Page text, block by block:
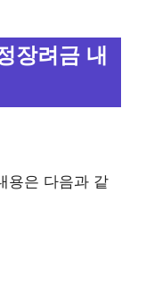
장려금 내
용은 다음과 같